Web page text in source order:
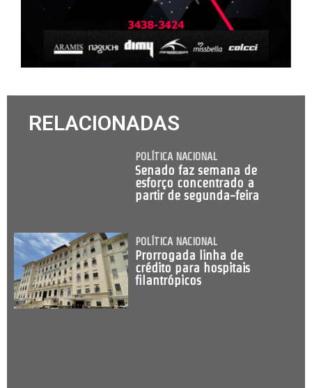
RELACIONADAS
POLÍTICA NACIONAL
Senado faz semana de
esforço concentrado a
partir de segunda-feira
POLÍTICA NACIONAL
Prorrogada linha de
crédito para hospitais
filantrópicos